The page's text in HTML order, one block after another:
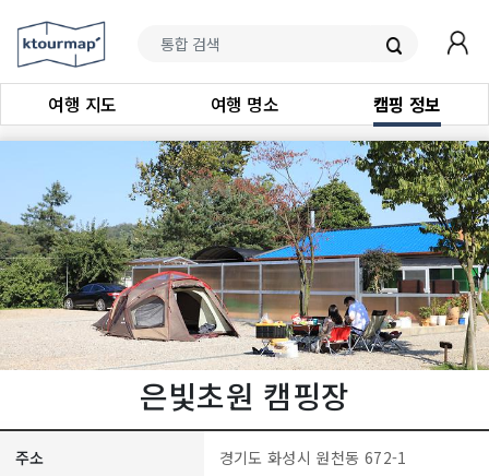
여행 지도 여행 명소 캠핑 정보
은빛초원 캠핑장
주소 경기도 화성시 원천동 672-1